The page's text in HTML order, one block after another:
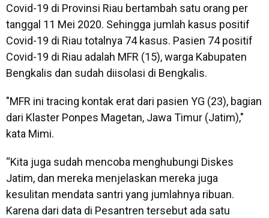
Covid-19 di Provinsi Riau bertambah satu orang per
tanggal 11 Mei 2020. Sehingga jumlah kasus positif
Covid-19 di Riau totalnya 74 kasus. Pasien 74 positif
Covid-19 di Riau adalah MFR (15), warga Kabupaten
Bengkalis dan sudah diisolasi di Bengkalis.
"MFR ini tracing kontak erat dari pasien YG (23), bagian
dari Klaster Ponpes Magetan, Jawa Timur (Jatim),"
kata Mimi.
“Kita juga sudah mencoba menghubungi Diskes
Jatim, dan mereka menjelaskan mereka juga
kesulitan mendata santri yang jumlahnya ribuan.
Karena dari data di Pesantren tersebut ada satu